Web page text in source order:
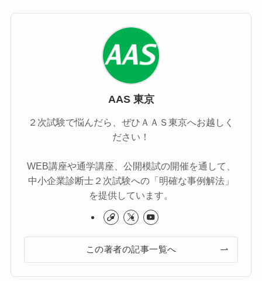
AAS 東京
２次試験で悩んだら、ぜひＡＡＳ東京へお越しく
ださい！
WEB講座や通学講座、公開模試の開催を通して、
中小企業診断士２次試験への「明確な事例解法」
を提供しています。
この著者の記事一覧へ